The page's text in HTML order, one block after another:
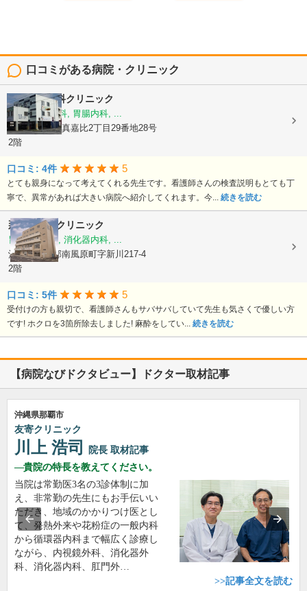
口コミがある病院・クリニック
なかよし内科クリニック
内科, 肝臓内科, 胃腸内科, ...
沖縄県那覇市真嘉比2丁目29番地28号
2階
口コミ: 4件 5
とても親身になって考えてくれる先生です。看護師さんの検査説明もとても丁
寧で、異常があれば大きい病院へ紹介してくれます。今... 続きを読む
那覇内視鏡クリニック
胃腸科, 内科, 消化器内科, ...
沖縄県島尻郡南風原町字新川217-4
2階
口コミ: 5件 5
受付けの方も親切で、看護師さんもサバサバしていて先生も気さくで優しい方
です! ホクロを3箇所除去しました! 麻酔をしてい... 続きを読む
【病院なびドクタビュー】ドクター取材記事
沖縄県那覇市
友寄クリニック
川上 浩司 院長 取材記事
貴院の特長を教えてください。
当院は常勤医3名の3診体制に加
え、非常勤の先生にもお手伝いい
ただき、地域のかかりつけ医とし
て、発熱外来や花粉症の一般内科
から循環器内科まで幅広く診療し
ながら、内視鏡外科、消化器外
科、消化器内科、肛門外…
>>記事全文を読む